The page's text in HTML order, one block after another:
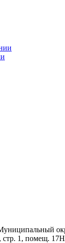
стр. 1, помещ.